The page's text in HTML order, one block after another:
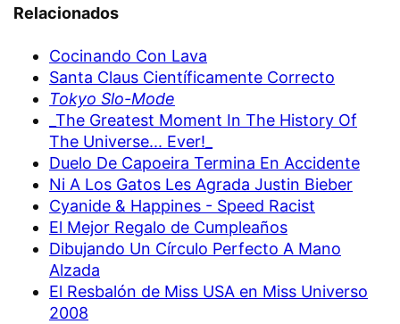
Relacionados
Cocinando Con Lava
Santa Claus Científicamente Correcto
Tokyo Slo-Mode
_The Greatest Moment In The History Of
The Universe... Ever!_
Duelo De Capoeira Termina En Accidente
Ni A Los Gatos Les Agrada Justin Bieber
Cyanide & Happines - Speed Racist
El Mejor Regalo de Cumpleaños
Dibujando Un Círculo Perfecto A Mano
Alzada
El Resbalón de Miss USA en Miss Universo
2008